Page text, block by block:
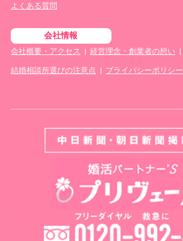
よくある質問
会社情報
会社概要・アクセス | 経営理念・創業者の想い |
結婚相談所選びの注意点 | プライバシーポリシー